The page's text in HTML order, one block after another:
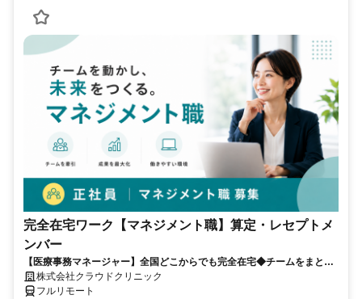
完全在宅ワーク【マネジメント職】算定・レセプトメ
ンバー
【医療事務マネージャー】全国どこからでも完全在宅◆チームをまとめ
る司令塔◆算定・レセプト経験を活かしてキャリアアップ！
株式会社クラウドクリニック
フルリモート